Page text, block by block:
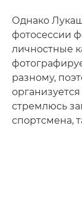
Однако
фотосессии
личностные
разному,
стремлюсь
спортсмена,